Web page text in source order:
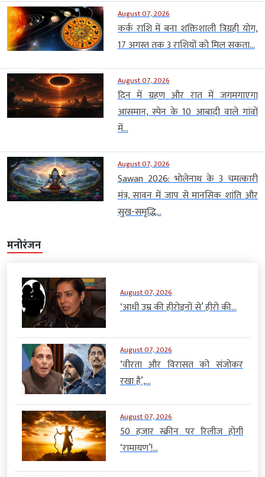
August 07, 2026
कर्क राशि में बना शक्तिशाली त्रिग्रही योग,
17 अगस्त तक 3 राशियों को मिल सकता...
August 07, 2026
दिन में ग्रहण और रात में जगमगाएगा
आसमान, स्पेन के 10 आबादी वाले गांवों
में...
August 07, 2026
Sawan 2026: भोलेनाथ के 3 चमत्कारी
मंत्र, सावन में जाप से मानसिक शांति और
सुख-समृद्धि...
मनोरंजन
August 07, 2026
‘आधी उम्र की हीरोइनों से’ हीरो की...
August 07, 2026
‘वीरता और विरासत को संजोकर
रखा है’,...
August 07, 2026
50 हजार स्क्रीन पर रिलीज होगी
‘रामायण’!...